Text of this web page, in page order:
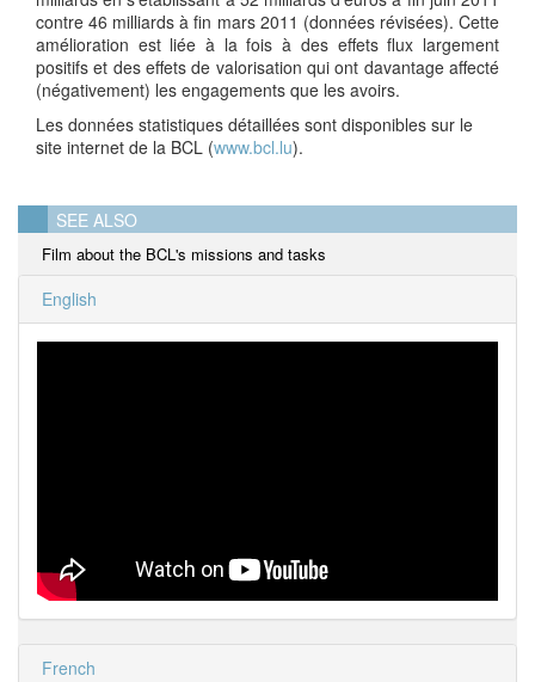
contre 46 milliards à fin mars 2011 (données révisées). Cette
amélioration est liée à la fois à des effets flux largement
positifs et des effets de valorisation qui ont davantage affecté
(négativement) les engagements que les avoirs.
Les données statistiques détaillées sont disponibles sur le
site internet de la BCL (www.bcl.lu).
SEE ALSO
Film about the BCL's missions and tasks
English
French